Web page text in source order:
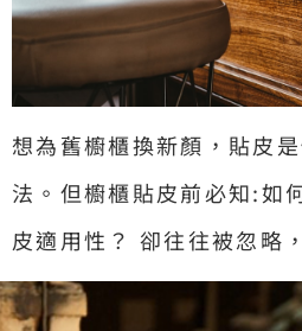
想為舊櫥櫃換新顏，貼皮
法。但櫥櫃貼皮前必知:如
皮適用性？ 卻往往被忽